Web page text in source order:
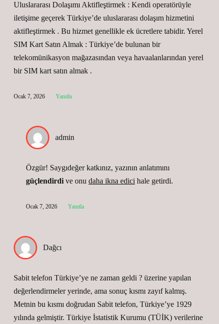
Uluslararası Dolaşımı Aktifleştirmek : Kendi operatörüyle
iletişime geçerek Türkiye’de uluslararası dolaşım hizmetini
aktifleştirmek . Bu hizmet genellikle ek ücretlere tabidir. Yerel
SIM Kart Satın Almak : Türkiye’de bulunan bir
telekomünikasyon mağazasından veya havaalanlarından yerel
bir SIM kart satın almak .
Ocak 7, 2026 Yanıtla
admin
Özgür! Saygıdeğer katkınız, yazının anlatımını
güçlendirdi ve onu daha ikna edici hale getirdi.
Ocak 7, 2026 Yanıtla
Dağcı
Sabit telefon Türkiye’ye ne zaman geldi ? üzerine yapılan
değerlendirmeler yerinde, ama sonuç kısmı zayıf kalmış.
Metnin bu kısmı doğrudan Sabit telefon, Türkiye’ye 1929
yılında gelmiştir. Türkiye İstatistik Kurumu (TÜİK) verilerine